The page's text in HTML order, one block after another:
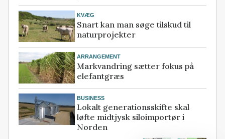
KVÆG
Snart kan man søge tilskud til
naturprojekter
ARRANGEMENT
Markvandring sætter fokus på
elefantgræs
BUSINESS
Lokalt generationsskifte skal
løfte midtjysk siloimportør i
Norden